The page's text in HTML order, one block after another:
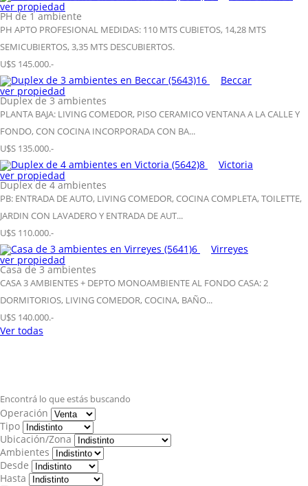
ver propiedad
PH de 1 ambiente
PH APTO PROFESIONAL MEDIDAS: 110 MTS CUBIETOS, 14,28 MTS
SEMICUBIERTOS, 3,35 MTS DESCUBIERTOS.
U$S 145.000.-
16
Beccar
ver propiedad
Duplex de 3 ambientes
PLANTA BAJA: LIVING COMEDOR, PISO CERAMICO VENTANA A LA CALLE Y
FONDO, CON COCINA INCORPORADA CON BA...
U$S 135.000.-
8
Victoria
ver propiedad
Duplex de 4 ambientes
PB: ENTRADA DE AUTO, LIVING COMEDOR, COCINA COMPLETA, TOILETTE,
JARDIN CON LAVADERO Y ENTRADA DE AUT...
U$S 110.000.-
6
Virreyes
ver propiedad
Casa de 3 ambientes
CASA 3 AMBIENTES + DEPTO MONOAMBIENTE AL FONDO CASA: 2
DORMITORIOS, LIVING COMEDOR, COCINA, BAÑO...
U$S 140.000.-
Ver todas
Encontrá lo que estás buscando
Operación
Tipo
Ubicación/Zona
Ambientes
Desde
Hasta